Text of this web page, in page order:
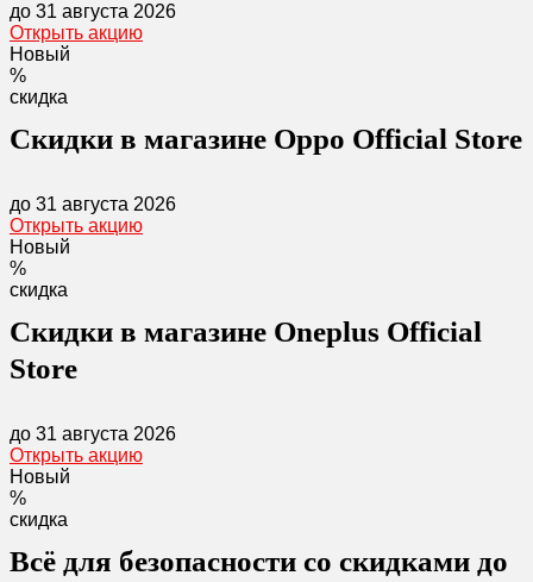
до 31 августа 2026
Открыть акцию
Новый
%
скидка
Скидки в магазине Oppo Official Store
до 31 августа 2026
Открыть акцию
Новый
%
скидка
Скидки в магазине Oneplus Official
Store
до 31 августа 2026
Открыть акцию
Новый
%
скидка
Всё для безопасности со скидками до